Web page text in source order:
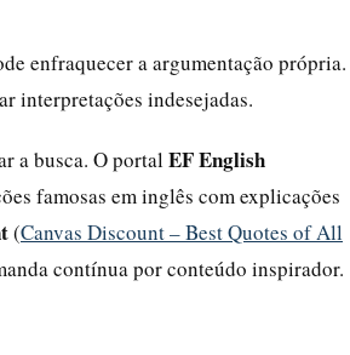
enfraquecer a argumentação própria.
interpretações indesejadas.
a busca. O portal EF English
famosas em inglês com explicações
(Canvas Discount – Best Quotes of All
contínua por conteúdo inspirador.